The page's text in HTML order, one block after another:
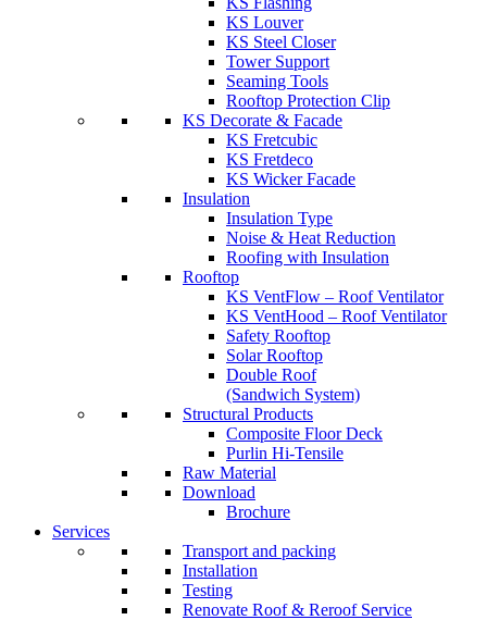
KS Louver
KS Steel Closer
Tower Support
Seaming Tools
Rooftop Protection Clip
KS Decorate & Facade
KS Fretcubic
KS Fretdeco
KS Wicker Facade
Insulation
Insulation Type
Noise & Heat Reduction
Roofing with Insulation
Rooftop
KS VentFlow – Roof Ventilator
KS VentHood – Roof Ventilator
Safety Rooftop
Solar Rooftop
Double Roof
(Sandwich System)
Structural Products
Composite Floor Deck
Purlin Hi-Tensile
Raw Material
Download
Brochure
Services
Transport and packing
Installation
Testing
Renovate Roof & Reroof Service